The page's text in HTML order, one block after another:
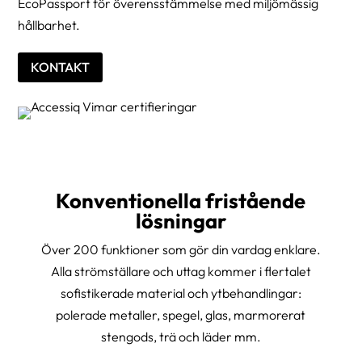
EcoPassport för överensstämmelse med miljömässig
hållbarhet.
KONTAKT
Konventionella fristående
lösningar
Över 200 funktioner som gör din vardag enklare.
Alla strömställare och uttag kommer i flertalet
sofistikerade material och ytbehandlingar:
polerade metaller, spegel, glas, marmorerat
stengods, trä och läder mm.